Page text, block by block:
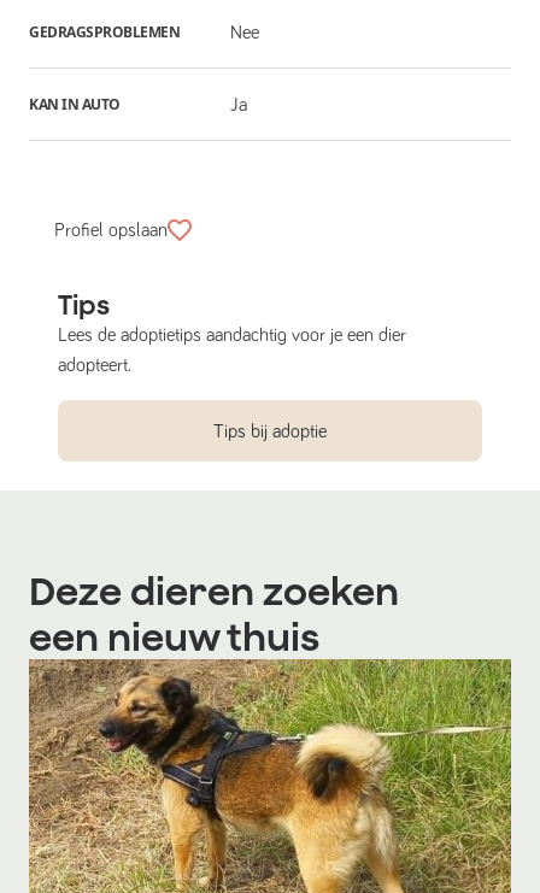
GEDRAGSPROBLEMEN Nee
KAN IN AUTO Ja
Profiel opslaan
Tips
Lees de adoptietips aandachtig voor je een dier
adopteert.
Tips bij adoptie
Deze dieren zoeken
een nieuw thuis